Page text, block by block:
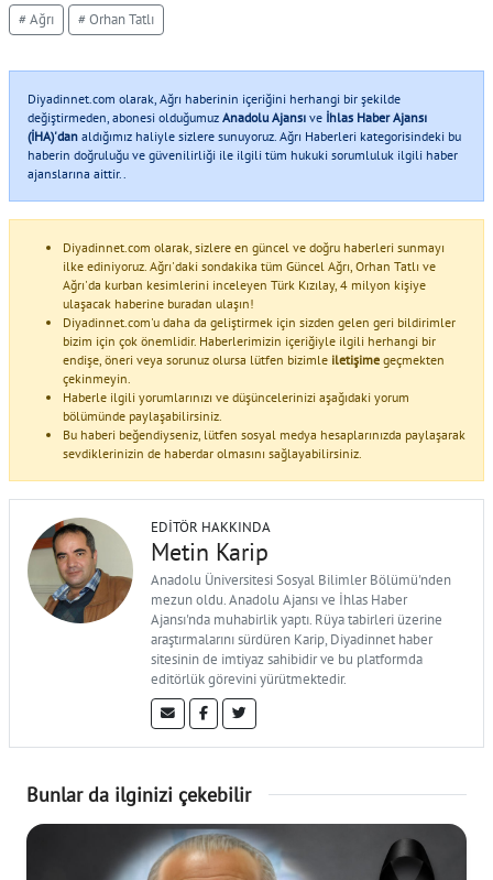
# Ağrı # Orhan Tatlı
Diyadinnet.com olarak, Ağrı haberinin içeriğini herhangi bir şekilde
değiştirmeden, abonesi olduğumuz Anadolu Ajansı ve İhlas Haber Ajansı
(İHA)'dan aldığımız haliyle sizlere sunuyoruz. Ağrı Haberleri kategorisindeki bu
haberin doğruluğu ve güvenilirliği ile ilgili tüm hukuki sorumluluk ilgili haber
ajanslarına aittir..
Diyadinnet.com olarak, sizlere en güncel ve doğru haberleri sunmayı
ilke ediniyoruz. Ağrı'daki sondakika tüm Güncel Ağrı, Orhan Tatlı ve
Ağrı'da kurban kesimlerini inceleyen Türk Kızılay, 4 milyon kişiye
ulaşacak haberine buradan ulaşın!
Diyadinnet.com'u daha da geliştirmek için sizden gelen geri bildirimler
bizim için çok önemlidir. Haberlerimizin içeriğiyle ilgili herhangi bir
endişe, öneri veya sorunuz olursa lütfen bizimle iletişime geçmekten
çekinmeyin.
Haberle ilgili yorumlarınızı ve düşüncelerinizi aşağıdaki yorum
bölümünde paylaşabilirsiniz.
Bu haberi beğendiyseniz, lütfen sosyal medya hesaplarınızda paylaşarak
sevdiklerinizin de haberdar olmasını sağlayabilirsiniz.
EDITÖR HAKKINDA
Metin Karip
Anadolu Üniversitesi Sosyal Bilimler Bölümü'nden
mezun oldu. Anadolu Ajansı ve İhlas Haber
Ajansı'nda muhabirlik yaptı. Rüya tabirleri üzerine
araştırmalarını sürdüren Karip, Diyadinnet haber
sitesinin de imtiyaz sahibidir ve bu platformda
editörlük görevini yürütmektedir.
Bunlar da ilginizi çekebilir